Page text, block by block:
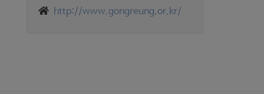
http://www.gongreung.or.kr/